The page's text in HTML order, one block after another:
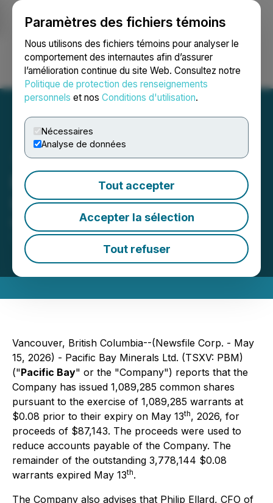
Paramètres des fichiers témoins
Nous utilisons des fichiers témoins pour analyser le
comportement des internautes afin d’assurer
l’amélioration continue du site Web. Consultez notre
Politique de protection des renseignements
personnels et nos Conditions d'utilisation.
Nécessaires
Analyse de données
Tout accepter
Accepter la sélection
Tout refuser
Ouvrir une session Recherche English
Pacific Bay Corporate
Update
May 15, 2026 5:04 PM EDT | Source:Pacific Bay
Minerals Ltd.
Vancouver, British Columbia--(Newsfile Corp. - May
15, 2026) - Pacific Bay Minerals Ltd. (TSXV: PBM)
("Pacific Bay" or the "Company") reports that the
Company has issued 1,089,285 common shares
pursuant to the exercise of 1,089,285 warrants at
$0.08 prior to their expiry on May 13th, 2026, for
proceeds of $87,143. The proceeds were used to
reduce accounts payable of the Company. The
remainder of the outstanding 3,778,144 $0.08
warrants expired May 13th.
The Company also advises that Philip Ellard, CFO of